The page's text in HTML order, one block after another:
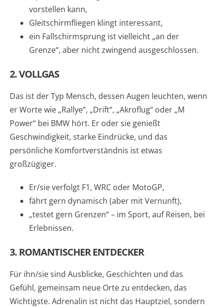
vorstellen kann,
Gleitschirmfliegen klingt interessant,
ein Fallschirmsprung ist vielleicht „an der
Grenze“, aber nicht zwingend ausgeschlossen.
2. VOLLGAS
Das ist der Typ Mensch, dessen Augen leuchten, wenn
er Worte wie „Rallye“, „Drift“, „Akroflug“ oder „M
Power“ bei BMW hört. Er oder sie genießt
Geschwindigkeit, starke Eindrücke, und das
persönliche Komfortverständnis ist etwas
großzügiger.
Er/sie verfolgt F1, WRC oder MotoGP,
fährt gern dynamisch (aber mit Vernunft),
„testet gern Grenzen“ – im Sport, auf Reisen, bei
Erlebnissen.
3. ROMANTISCHER ENTDECKER
Für ihn/sie sind Ausblicke, Geschichten und das
Gefühl, gemeinsam neue Orte zu entdecken, das
Wichtigste. Adrenalin ist nicht das Hauptziel, sondern